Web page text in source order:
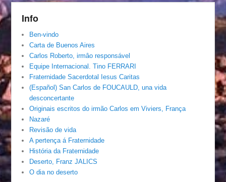
Info
Ben-vindo
Carta de Buenos Aires
Carlos Roberto, irmâo responsável
Equipe Internacional. Tino FERRARI
Fraternidade Sacerdotal Iesus Caritas
(Español) San Carlos de FOUCAULD, una vida
desconcertante
Originais escritos do irmão Carlos em Viviers, França
Nazaré
Revisão de vida
A pertença á Fraternidade
História da Fraternidade
Deserto, Franz JALICS
O dia no deserto